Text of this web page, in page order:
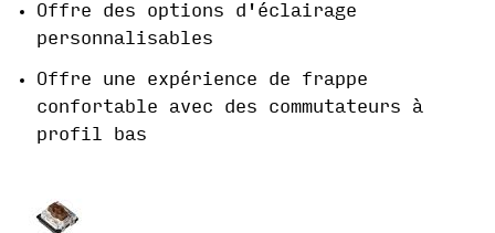
Offre des options d'éclairage
personnalisables
Offre une expérience de frappe
confortable avec des commutateurs à
profil bas